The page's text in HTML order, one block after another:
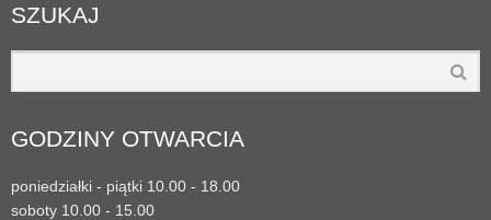
SZUKAJ
GODZINY OTWARCIA
poniedziałki - piątki 10.00 - 18.00
soboty 10.00 - 15.00